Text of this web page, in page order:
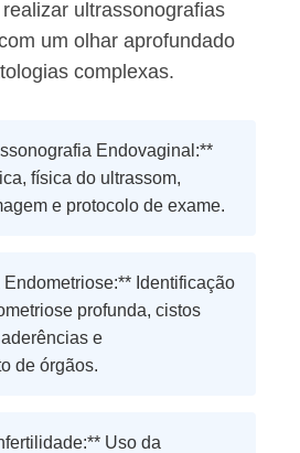
ultrassonografias
um olhar aprofundado
complexas.
Endovaginal:**
física do ultrassom,
e protocolo de exame.
Identificação
profunda, cistos
e
de órgãos.
Uso da